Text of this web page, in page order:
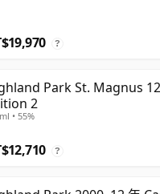
?
Park St. Magnus
2
• 55%
?